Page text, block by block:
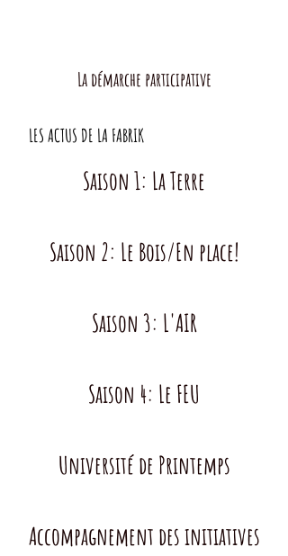
La démarche participative
LES ACTUS DE LA FABRIK
Saison 1: La Terre
Saison 2: Le Bois/En place!
Saison 3: L'AIR
Saison 4: Le FEU
Université de Printemps
Accompagnement des initiatives